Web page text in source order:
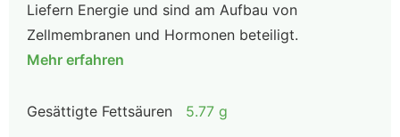
Liefern Energie und sind am Aufbau von
Zellmembranen und Hormonen beteiligt.
Mehr erfahren
Gesättigte Fettsäuren 5.77 g